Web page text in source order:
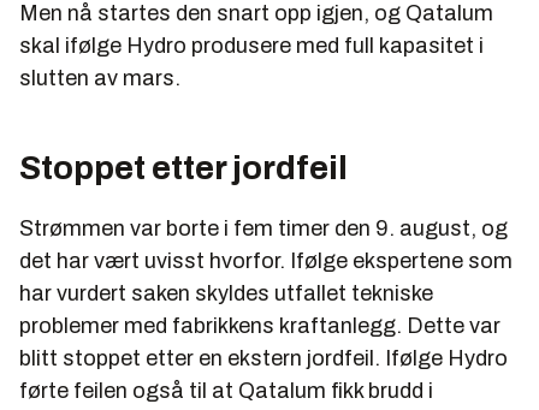
Men nå startes den snart opp igjen, og Qatalum
skal ifølge Hydro produsere med full kapasitet i
slutten av mars.
Stoppet etter jordfeil
Strømmen var borte i fem timer den 9. august, og
det har vært uvisst hvorfor. Ifølge ekspertene som
har vurdert saken skyldes utfallet tekniske
problemer med fabrikkens kraftanlegg. Dette var
blitt stoppet etter en ekstern jordfeil. Ifølge Hydro
førte feilen også til at Qatalum fikk brudd i